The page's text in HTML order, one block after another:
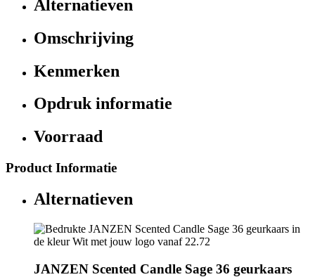
Alternatieven
Omschrijving
Kenmerken
Opdruk informatie
Voorraad
Product Informatie
Alternatieven
JANZEN Scented Candle Sage 36 geurkaars